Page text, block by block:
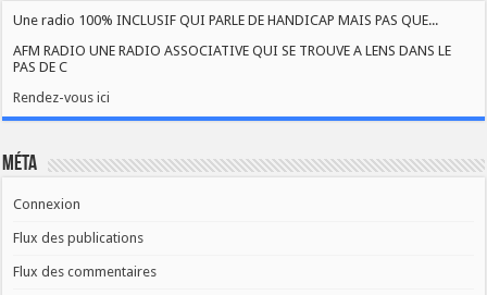
Une radio 100% INCLUSIF QUI PARLE DE HANDICAP MAIS PAS QUE...
AFM RADIO UNE RADIO ASSOCIATIVE QUI SE TROUVE A LENS DANS LE
PAS DE C
Rendez-vous ici
Méta
Connexion
Flux des publications
Flux des commentaires